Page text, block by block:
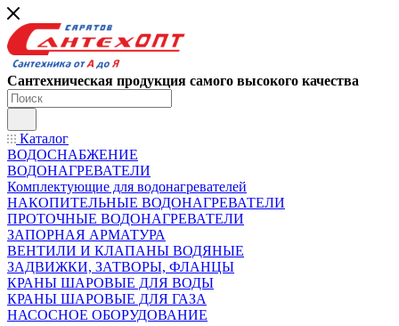
Сантехническая продукция самого высокого качества
Каталог
ВОДОСНАБЖЕНИЕ
ВОДОНАГРЕВАТЕЛИ
Комплектующие для водонагревателей
НАКОПИТЕЛЬНЫЕ ВОДОНАГРЕВАТЕЛИ
ПРОТОЧНЫЕ ВОДОНАГРЕВАТЕЛИ
ЗАПОРНАЯ АРМАТУРА
ВЕНТИЛИ И КЛАПАНЫ ВОДЯНЫЕ
ЗАДВИЖКИ, ЗАТВОРЫ, ФЛАНЦЫ
КРАНЫ ШАРОВЫЕ ДЛЯ ВОДЫ
КРАНЫ ШАРОВЫЕ ДЛЯ ГАЗА
НАСОСНОЕ ОБОРУДОВАНИЕ